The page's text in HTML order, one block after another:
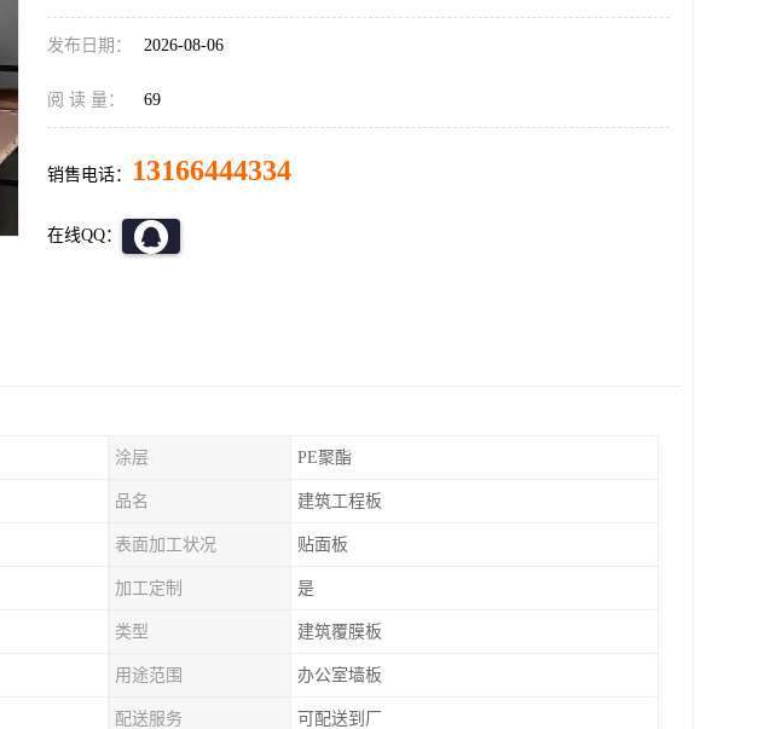
发布日期： 2026-08-06
阅 读 量： 69
销售电话： 13166444334
在线QQ：
涂层 PE聚酯
品名 建筑工程板
表面加工状况 贴面板
加工定制 是
类型 建筑覆膜板
用途范围 办公室墙板
配送服务 可配送到厂